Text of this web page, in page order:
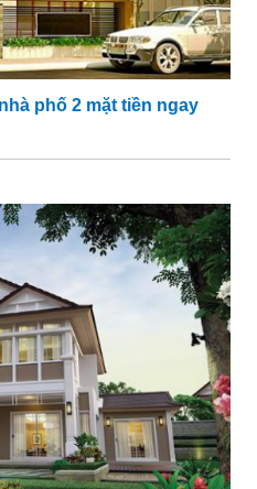
phố 2 mặt tiền ngay